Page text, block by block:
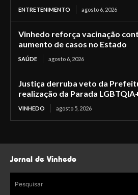
ENTRETENIMENTO agosto 6, 2026
Vinhedo reforça vacinação
aumento de casos no Estado
SAÚDE agosto 6, 2026
Justiça derruba veto da
realização da Parada
VINHEDO agosto 5, 2026
Jornal de Vinhedo
Pesquisar